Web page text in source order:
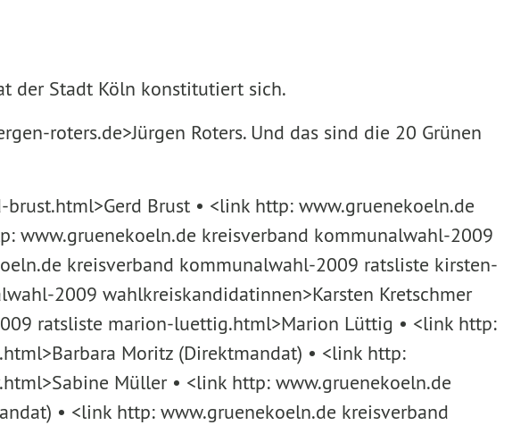
der Stadt Köln konstitutiert sich.
roters.de>Jürgen Roters. Und das sind die 20 Grünen
Brust • <link http: www.gruenekoeln.de
www.gruenekoeln.de kreisverband kommunalwahl-2009
kreisverband kommunalwahl-2009 ratsliste kirsten-
2009 wahlkreiskandidatinnen>Karsten Kretschmer
ratsliste marion-luettig.html>Marion Lüttig • <link http:
Moritz (Direktmandat) • <link http:
Müller • <link http: www.gruenekoeln.de
• <link http: www.gruenekoeln.de kreisverband